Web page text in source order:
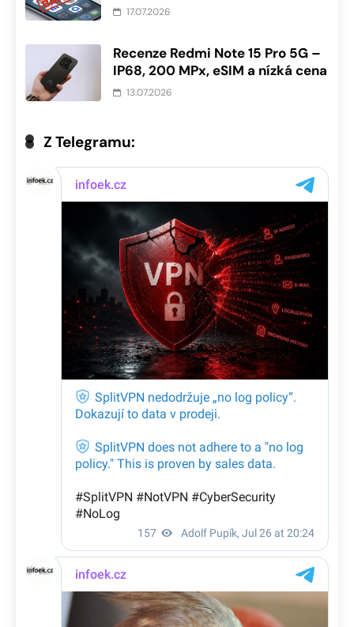
17.07.2026
Recenze Redmi Note 15 Pro 5G –
IP68, 200 MPx, eSIM a nízká cena
13.07.2026
Z Telegramu: